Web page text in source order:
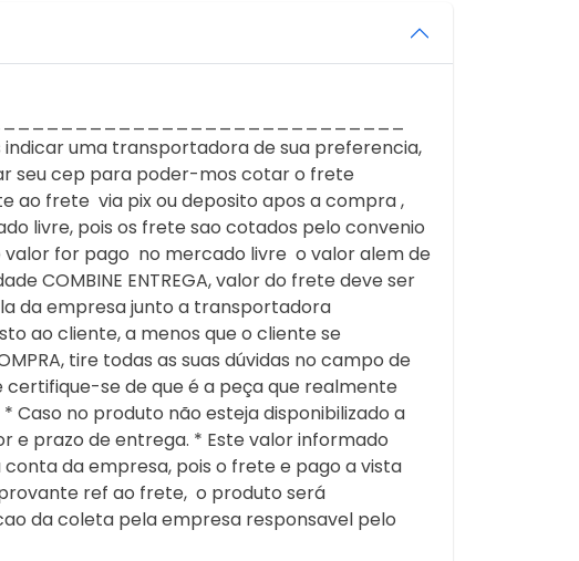
uma transportadora de sua preferencia,
seu cep para poder-mos cotar o frete
ao frete via pix ou deposito apos a compra ,
livre, pois os frete sao cotados pelo convenio
valor for pago no mercado livre o valor alem de
ENTREGA, valor do frete deve ser
da empresa junto a transportadora
ao cliente, a menos que o cliente se
tire todas as suas dúvidas no campo de
se de que é a peça que realmente
* Caso no produto não esteja disponibilizado a
e prazo de entrega. * Este valor informado
da empresa, pois o frete e pago a vista
ref ao frete, o produto será
da coleta pela empresa responsavel pelo